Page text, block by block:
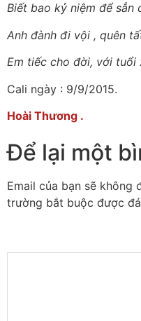
Biết bao kỷ niệm để sẳn
Anh đành đi vội , quên
Em tiếc cho đời, với tuổi
Cali ngày : 9/9/2015.
Hoài Thương .
Để lại một
Email của bạn sẽ không
trường bắt buộc được